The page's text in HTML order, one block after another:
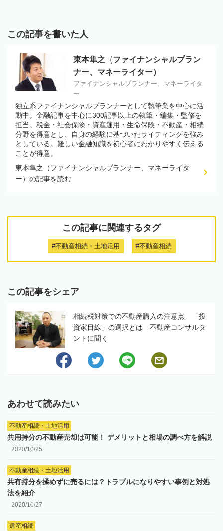
この記事を書いた人
東本隼之（ファイナンシャルプラン
ナー、マネーライター）
ファイナンシャルプランナー、マネーライタ
ー
独立系ファイナンシャルプランナーとして執筆業を中心に活
動中。金融記事を中心に300記事以上の執筆・編集・監修を
担当。税金・社会保険・資産運用・生命保険・不動産・相続
分野を得意とし、自身の経験に基づいたライティングを強み
としている。難しい金融知識を初心者にわかりやすく伝える
ことが得意。
東本隼之（ファイナンシャルプランナー、マネーライタ
ー）の記事を読む
この記事に関連するタグ
#不動産相続・土地活用 #不動産相続
この記事をシェア
相続税対策での不動産購入の注意点 「投
資家目線」の選択とは 不動産コンサルタ
ントに聞く
あわせて読みたい
不動産相続・土地活用
共用持分の不動産売却は可能！ デメリットと相場の調べ方を解説
2020/10/25
不動産相続・土地活用
共有持分を揉めずに売るには？トラブルになりやすい事例と対処
法を紹介
2020/10/27
遺産相続